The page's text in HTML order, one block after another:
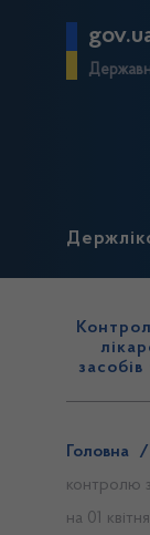
засобів
Головна /
контролю
на 01